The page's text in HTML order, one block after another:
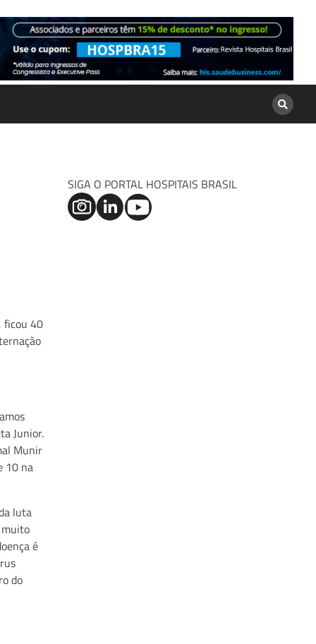
ficou 40
Junior.
Munir
10 na
luta
muito
é
do
SIGA O PORTAL HOSPITAIS BRASIL